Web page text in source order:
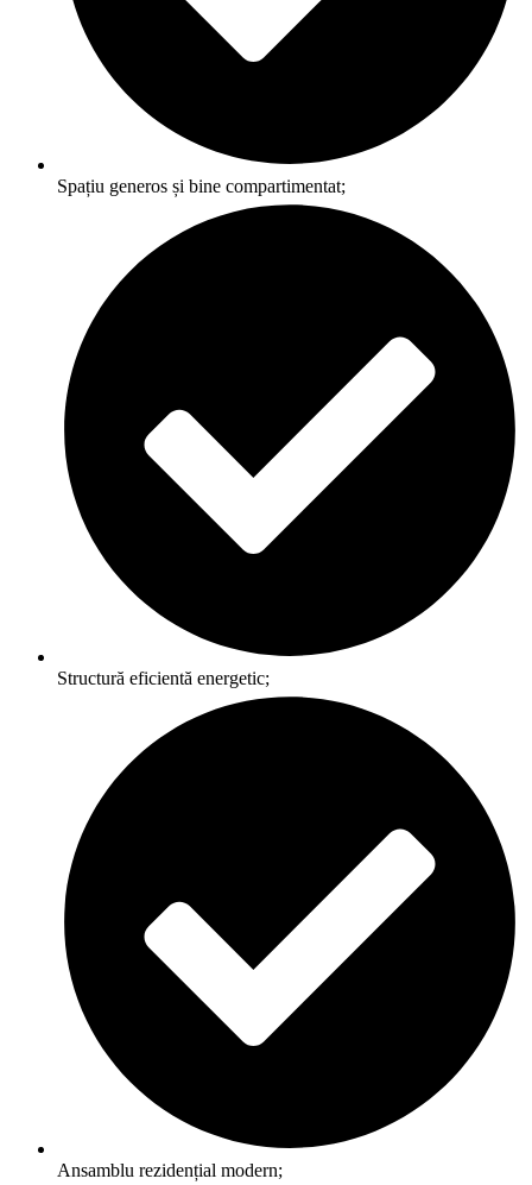
Spațiu generos și bine compartimentat;
Structură eficientă energetic;
Ansamblu rezidențial modern;